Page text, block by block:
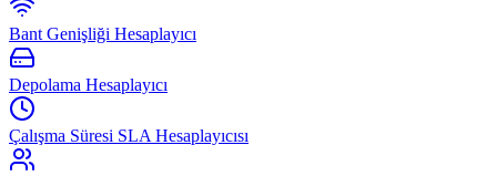
Bant Genişliği Hesaplayıcı
Depolama Hesaplayıcı
Çalışma Süresi SLA Hesaplayıcısı